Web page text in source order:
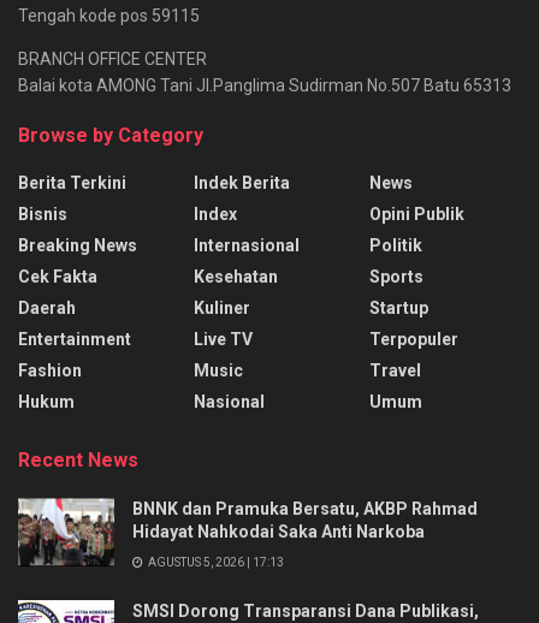
Tengah kode pos 59115
BRANCH OFFICE CENTER
Balai kota AMONG Tani Jl.Panglima Sudirman No.507 Batu 65313
Browse by Category
Berita Terkini
Bisnis
Breaking News
Cek Fakta
Daerah
Entertainment
Fashion
Hukum
Indek Berita
Index
Internasional
Kesehatan
Kuliner
Live TV
Music
Nasional
News
Opini Publik
Politik
Sports
Startup
Terpopuler
Travel
Umum
Recent News
BNNK dan Pramuka Bersatu, AKBP Rahmad
Hidayat Nahkodai Saka Anti Narkoba
AGUSTUS 5, 2026 | 17:13
SMSI Dorong Transparansi Dana Publikasi,